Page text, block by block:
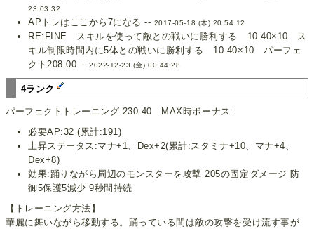
23:03:32
APトレはここから7になる -- 2017-05-18 (木) 20:54:12
RE:FINE スキルを使って敵との戦いに勝利する 10.40×10 ス
キル制限時間内に5体との戦いに勝利する 10.40×10 パーフェ
クト208.00 --2022-12-23 (金) 00:44:28
4ランク
パーフェクトトレーニング:230.40 MAX時ボーナス:
必要AP:32 (累計:191)
上昇ステータス:マナ+1、Dex+2(累計:スタミナ+10、マナ+4、
Dex+8)
効果:踊りながら周辺のモンスターを攻撃 205の固定ダメージ 防
御5保護5減少 9秒間持続
【トレーニング方法】
華麗に舞いながら移動する。踊っている間は敵の攻撃を受け流す事が